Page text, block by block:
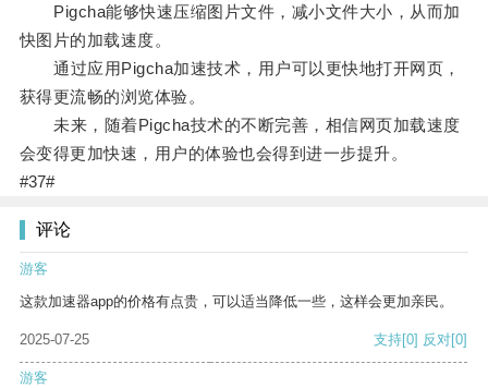
Pigcha能够快速压缩图片文件，减小文件大小，从而加
快图片的加载速度。
通过应用Pigcha加速技术，用户可以更快地打开网页，
获得更流畅的浏览体验。
未来，随着Pigcha技术的不断完善，相信网页加载速度
会变得更加快速，用户的体验也会得到进一步提升。
#37#
评论
游客
这款加速器app的价格有点贵，可以适当降低一些，这样会更加亲民。
2025-07-25 支持[0] 反对[0]
游客